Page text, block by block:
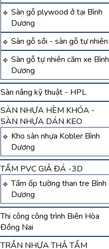
Sàn gỗ plywood ở tại Bình
Dương
Sàn gỗ sồi - sàn gỗ tự nhiên
Sàn gỗ tự nhiên căm xe Bình
Dương
Sàn nâng kỹ thuật - HPL
SÀN NHỰA HÈM KHÓA -
SÀN NHỰA DÁN KEO
Kho sàn nhựa Kobler Bình
Dương
TẤM PVC GIẢ ĐÁ -3D
Tấm ốp tường than tre Bình
Dương
Thi công công trình Biên Hòa
Đồng Nai
TRẦN NHỰA THẢ TẤM